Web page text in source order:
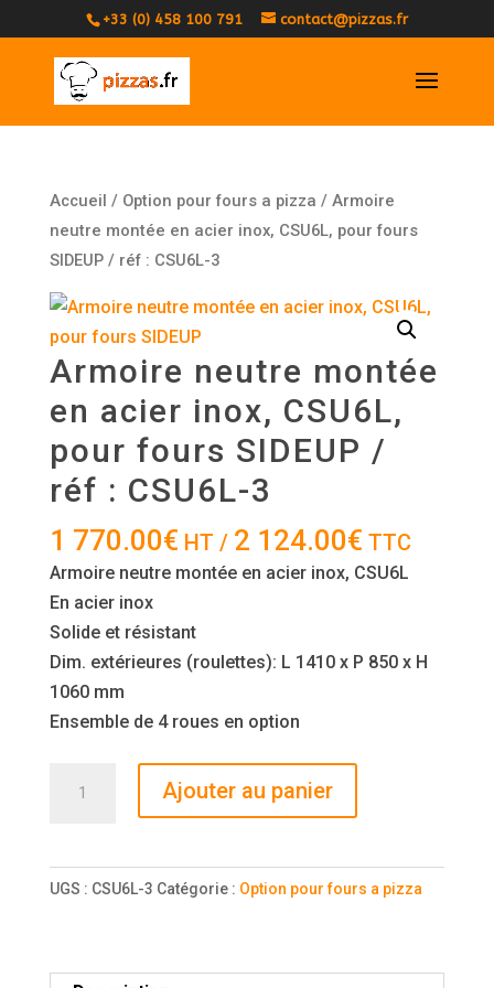
+33 (0) 458 100 791 contact@pizzas.fr
Accueil / Option pour fours a pizza / Armoire
neutre montée en acier inox, CSU6L, pour fours
SIDEUP / réf : CSU6L-3
Armoire neutre montée
en acier inox, CSU6L,
pour fours SIDEUP /
réf : CSU6L-3
1 770.00€ HT / 2 124.00€ TTC
Armoire neutre montée en acier inox, CSU6L
En acier inox
Solide et résistant
Dim. extérieures (roulettes): L 1410 x P 850 x H
1060 mm
Ensemble de 4 roues en option
neutre
montée
Ajouter au panier
UGS : CSU6L-3 Catégorie : Option pour fours a pizza